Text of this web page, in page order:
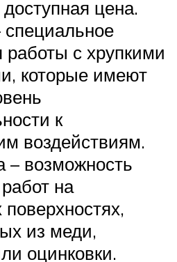
цена.
специальное
работы с хрупкими
которые имеют
к
воздействиям.
– возможность
на
из меди,
оцинковки.